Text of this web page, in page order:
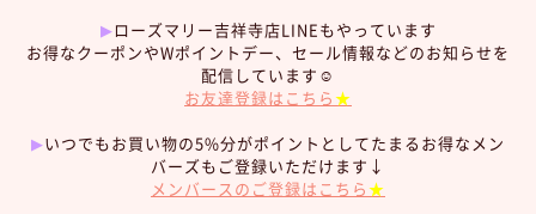
▶︎ローズマリー吉祥寺店LINEもやっています
お得なクーポンやWポイントデー、セール情報などのお知らせを
配信しています☺︎
お友達登録はこちら★
▶︎いつでもお買い物の5%分がポイントとしてたまるお得なメン
バーズもご登録いただけます↓
メンバースのご登録はこちら★